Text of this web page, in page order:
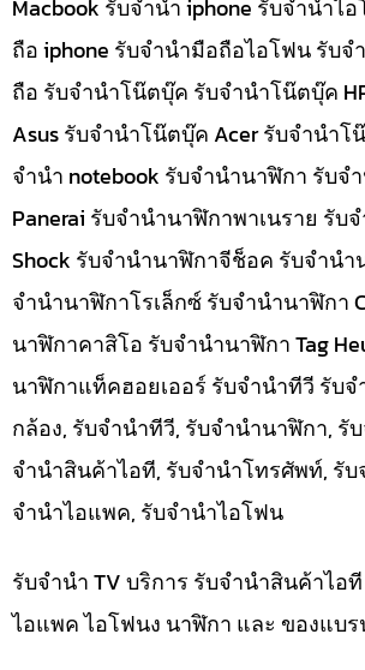
Macbook รับจำนำ iphone รับจำนำไ
ถือ iphone รับจำนำมือถือไอโฟน รับ
ถือ รับจำนำโน๊ตบุ๊ค รับจำนำโน๊ตบุ๊ค
Asus รับจำนำโน๊ตบุ๊ค Acer รับจำนำโ
จำนำ notebook รับจำนำนาฬิกา รับจ
Panerai รับจำนำนาฬิกาพาเนราย รับ
Shock รับจำนำนาฬิกาจีช็อค รับจำนำ
จำนำนาฬิกาโรเล็กซ์ รับจำนำนาฬิกา
นาฬิกาคาสิโอ รับจำนำนาฬิกา Tag
นาฬิกาแท็คฮอยเออร์ รับจำนำทีวี รับจ
กล้อง, รับจำนำทีวี, รับจำนำนาฬิกา, รั
จำนำสินค้าไอที, รับจำนำโทรศัพท์, รั
จำนำไอแพค, รับจำนำไอโฟน
รับจำนำ TV บริการ รับจำนำสินค้าไอ
ไอแพค ไอโฟนง นาฬิกา และ ของแบ